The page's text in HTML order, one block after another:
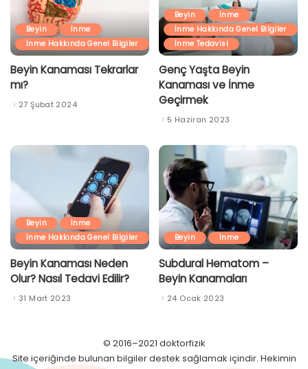
Beyin
İnme
İnme Hakkında Genel Bilgiler
Beyin Kanaması Tekrarlar
mı?
27 Şubat 2024
Beyin
İnme
İnme Hakkında Genel Bilgiler
İnme Tedavisi
Genç Yaşta Beyin
Kanaması ve İnme
Geçirmek
5 Haziran 2023
Beyin
İnme
İnme Hakkında Genel Bilgiler
Beyin Kanaması Neden
Olur? Nasıl Tedavi Edilir?
31 Mart 2023
Beyin İnme
Subdural Hematom –
Beyin Kanamaları
24 Ocak 2023
© 2016–2021 doktorfizik
Site içeriğinde bulunan bilgiler destek sağlamak içindir. Hekimin